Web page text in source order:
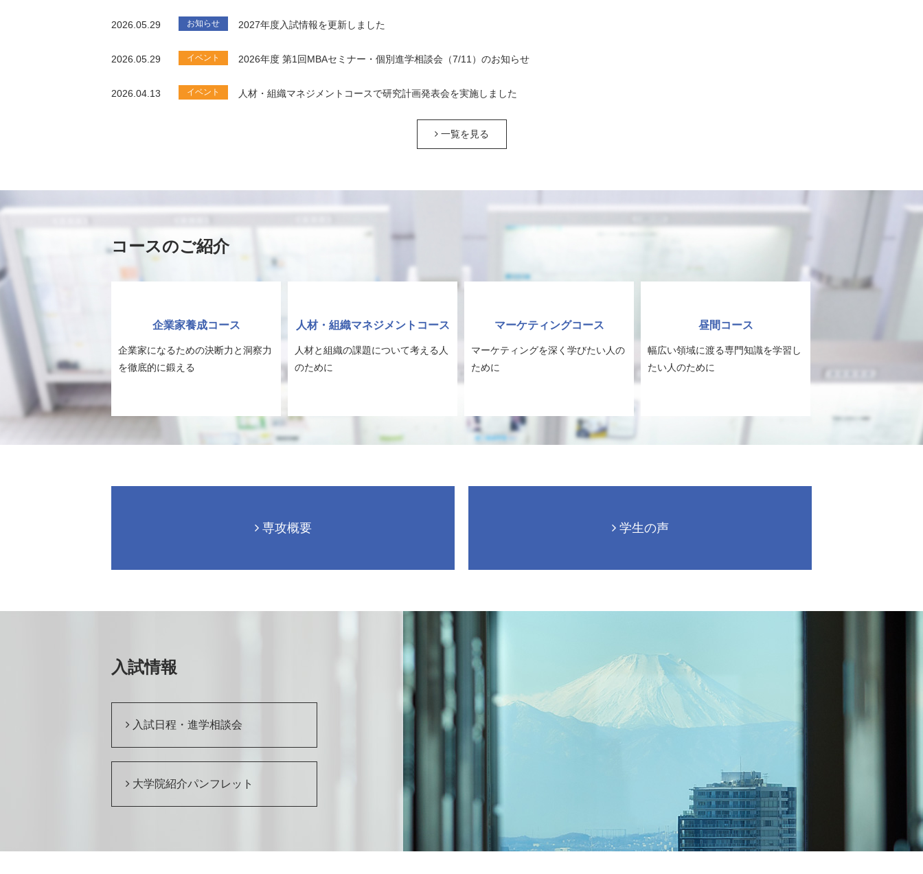
2026.05.29 お知らせ 2027年度入試情報を更新しました
2026.05.29 イベント 2026年度 第1回MBAセミナー・個別進学相談会（7/11）のお知らせ
2026.04.13 イベント 人材・組織マネジメントコースで研究計画発表会を実施しました
一覧を見る
コースのご紹介
企業家養成コース
企業家になるための決断力と洞察力
を徹底的に鍛える
人材・組織マネジメントコース
人材と組織の課題について考える人
のために
マーケティングコース
マーケティングを深く学びたい人の
ために
昼間コース
幅広い領域に渡る専門知識を学習し
たい人のために
専攻概要 学生の声
入試情報
入試日程・進学相談会
大学院紹介パンフレット